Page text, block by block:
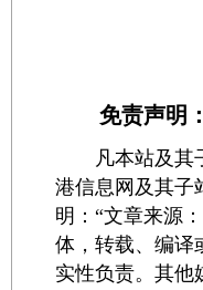
免责声明：
凡本站及其子
港信息网及其子
明：“文章来源
体，转载、编译
实性负责。其他